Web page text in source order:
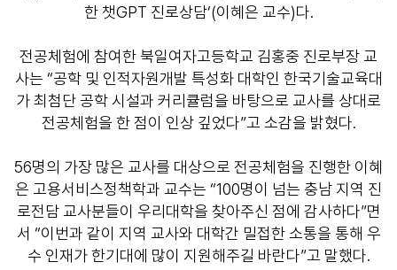
한 챗GPT 진로상담‘(이혜은 교수)다.
전공체험에 참여한 북일여자고등학교 김홍중 진로부장 교
사는 “공학 및 인적자원개발 특성화 대학인 한국기술교육대
가 최첨단 공학 시설과 커리큘럼을 바탕으로 교사를 상대로
전공체험을 한 점이 인상 깊었다”고 소감을 밝혔다.
56명의 가장 많은 교사를 대상으로 전공체험을 진행한 이혜
은 고용서비스정책학과 교수는 “100명이 넘는 충남 지역 진
로전담 교사분들이 우리대학을 찾아주신 점에 감사하다”면
서 “이번과 같이 지역 교사와 대학간 밀접한 소통을 통해 우
수 인재가 한기대에 많이 지원해주길 바란다”고 말했다.